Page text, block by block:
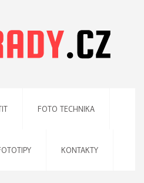
FOTO TECHNIKA
KONTAKTY